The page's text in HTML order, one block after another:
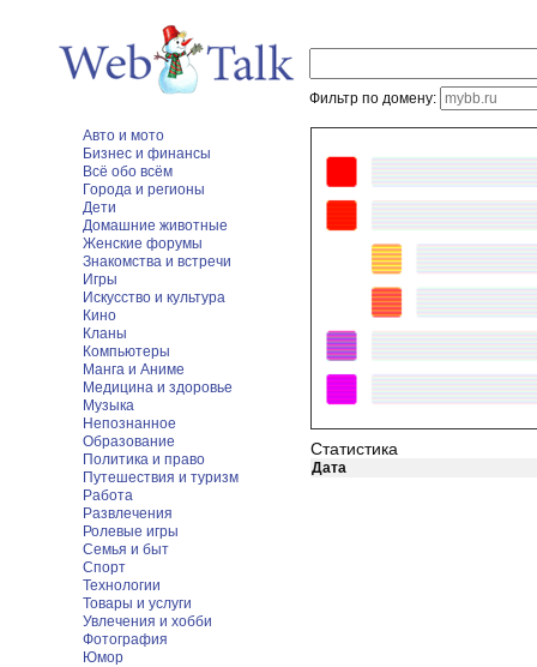
Фильтр по домену:
Авто и мото
Бизнес и финансы
Всё обо всём
Города и регионы
Дети
Домашние животные
Женские форумы
Знакомства и встречи
Игры
Искусство и культура
Кино
Кланы
Компьютеры
Манга и Аниме
Медицина и здоровье
Музыка
Непознанное
Образование
Политика и право
Путешествия и туризм
Работа
Развлечения
Ролевые игры
Семья и быт
Спорт
Технологии
Товары и услуги
Увлечения и хобби
Фотография
Юмор
Статистика
Дата